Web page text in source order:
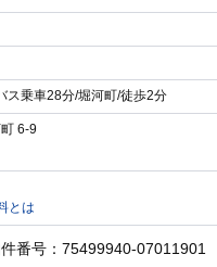
ス乗車28分/堀河町/徒歩2分
6-9
とは
番号：75499940-07011901